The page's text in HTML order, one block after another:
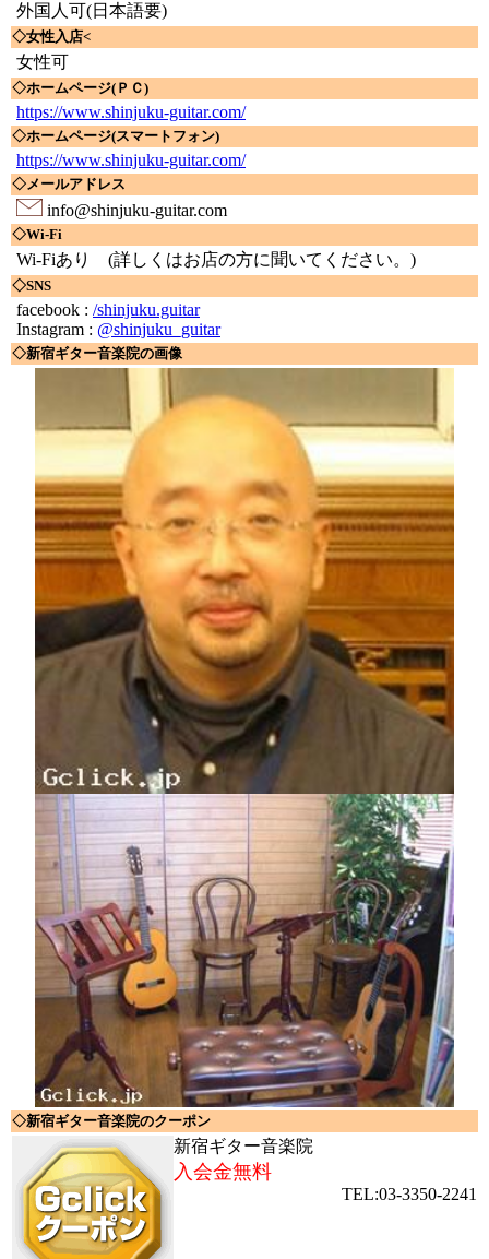
外国人可(日本語要)
◇女性入店<
女性可
◇ホームページ(ＰＣ)
https://www.shinjuku-guitar.com/
◇ホームページ(スマートフォン)
https://www.shinjuku-guitar.com/
◇メールアドレス
info@shinjuku-guitar.com
◇Wi-Fi
Wi-Fiあり (詳しくはお店の方に聞いてください。)
◇SNS
facebook : /shinjuku.guitar
Instagram : @shinjuku_guitar
◇新宿ギター音楽院の画像
◇新宿ギター音楽院のクーポン
新宿ギター音楽院
入会金無料
TEL:03-3350-2241